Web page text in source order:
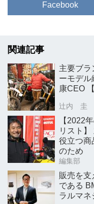
Facebook
関連記事
主要ブ
ーモデ
康CEO
辻内 圭
【2022
リスト
役立つ商
のため
編集部
販売を支
である
ラルマ